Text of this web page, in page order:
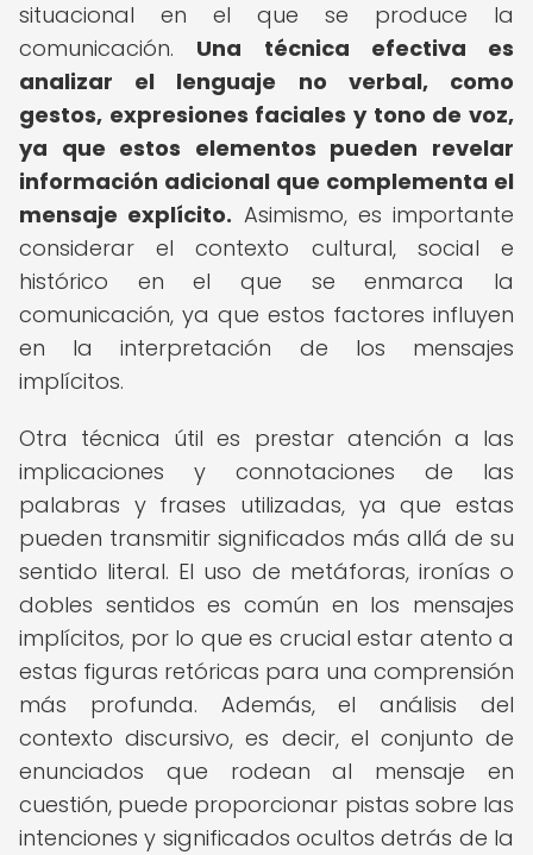
situacional en el que se produce la
comunicación. Una técnica efectiva es
analizar el lenguaje no verbal, como
gestos, expresiones faciales y tono de voz,
ya que estos elementos pueden revelar
información adicional que complementa el
mensaje explícito. Asimismo, es importante
considerar el contexto cultural, social e
histórico en el que se enmarca la
comunicación, ya que estos factores influyen
en la interpretación de los mensajes
implícitos.
Otra técnica útil es prestar atención a las
implicaciones y connotaciones de las
palabras y frases utilizadas, ya que estas
pueden transmitir significados más allá de su
sentido literal. El uso de metáforas, ironías o
dobles sentidos es común en los mensajes
implícitos, por lo que es crucial estar atento a
estas figuras retóricas para una comprensión
más profunda. Además, el análisis del
contexto discursivo, es decir, el conjunto de
enunciados que rodean al mensaje en
cuestión, puede proporcionar pistas sobre las
intenciones y significados ocultos detrás de la